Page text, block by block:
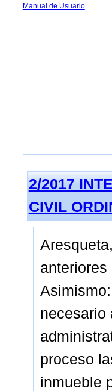
Manual de Usuario
2/2017
CIVIL
necesario
proceso
inmueble